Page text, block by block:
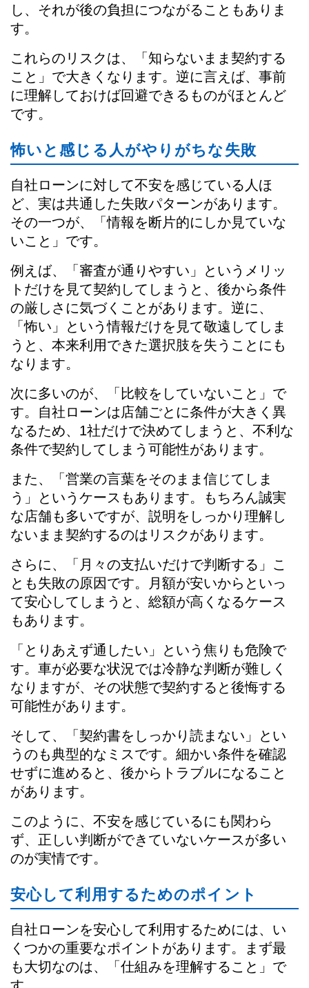
し、それが後の負担につながることもありま
す。
これらのリスクは、「知らないまま契約する
こと」で大きくなります。逆に言えば、事前
に理解しておけば回避できるものがほとんど
です。
怖いと感じる人がやりがちな失敗
自社ローンに対して不安を感じている人ほ
ど、実は共通した失敗パターンがあります。
その一つが、「情報を断片的にしか見ていな
いこと」です。
例えば、「審査が通りやすい」というメリッ
トだけを見て契約してしまうと、後から条件
の厳しさに気づくことがあります。逆に、
「怖い」という情報だけを見て敬遠してしま
うと、本来利用できた選択肢を失うことにも
なります。
次に多いのが、「比較をしていないこと」で
す。自社ローンは店舗ごとに条件が大きく異
なるため、1社だけで決めてしまうと、不利な
条件で契約してしまう可能性があります。
また、「営業の言葉をそのまま信じてしま
う」というケースもあります。もちろん誠実
な店舗も多いですが、説明をしっかり理解し
ないまま契約するのはリスクがあります。
さらに、「月々の支払いだけで判断する」こ
とも失敗の原因です。月額が安いからといっ
て安心してしまうと、総額が高くなるケース
もあります。
「とりあえず通したい」という焦りも危険で
す。車が必要な状況では冷静な判断が難しく
なりますが、その状態で契約すると後悔する
可能性があります。
そして、「契約書をしっかり読まない」とい
うのも典型的なミスです。細かい条件を確認
せずに進めると、後からトラブルになること
があります。
このように、不安を感じているにも関わら
ず、正しい判断ができていないケースが多い
のが実情です。
安心して利用するためのポイント
自社ローンを安心して利用するためには、い
くつかの重要なポイントがあります。まず最
も大切なのは、「仕組みを理解すること」で